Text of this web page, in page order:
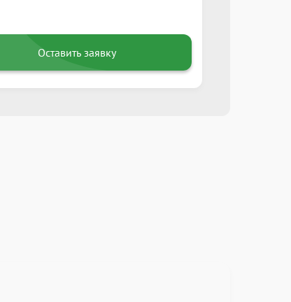
Оставить заявку